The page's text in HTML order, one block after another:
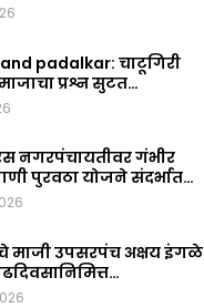
padalkar: चाटूगिरी
प्रश्न सुटत…
नगरपंचायतीवर गंभीर
पुरवठा योजने संदर्भात…
माजी उपसरपंच अक्षय इंगळे